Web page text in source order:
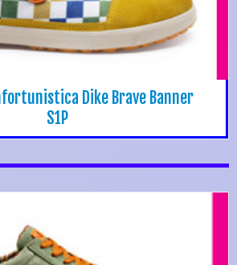
Dike Brave Banner
S1P